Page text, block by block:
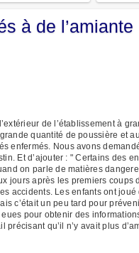
à de l’amiante
de l’établissement à
quantité de poussière et
enfermés. Nous avons
Et d’ajouter : " Certains des
on parle de matières
jours après les premiers coups
accidents. Les enfants ont joué
c’était un peu tard pour
pour obtenir des
qu’il n’y avait plus